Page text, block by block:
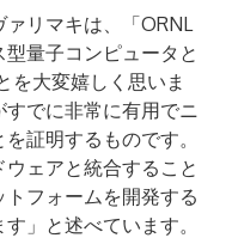
リマキは、「ORNL
量子コンピュータと
を大変嬉しく思いま
でに非常に有用でニ
証明するものです。
ェアと統合すること
フォームを開発する
」と述べています。